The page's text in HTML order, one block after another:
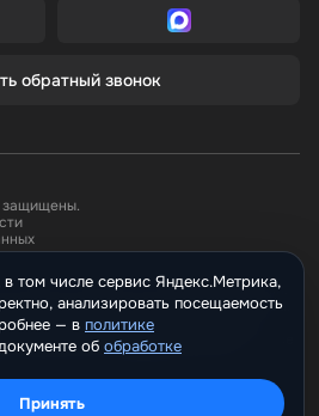
обратный звонок
защищены.
сайте не является публичной офертой.
являются объектами авторского права.
(в том числе путем
и ресурсы в Интернете) или любое иное
объектов без предварительного
том числе сервис Яндекс.Метрика,
анализировать посещаемость
— политике
о обработке
Принять